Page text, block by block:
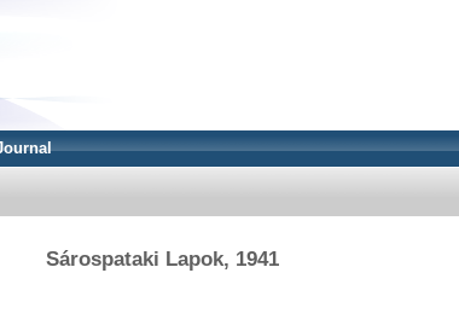
Sárospataki Lapok, 1941